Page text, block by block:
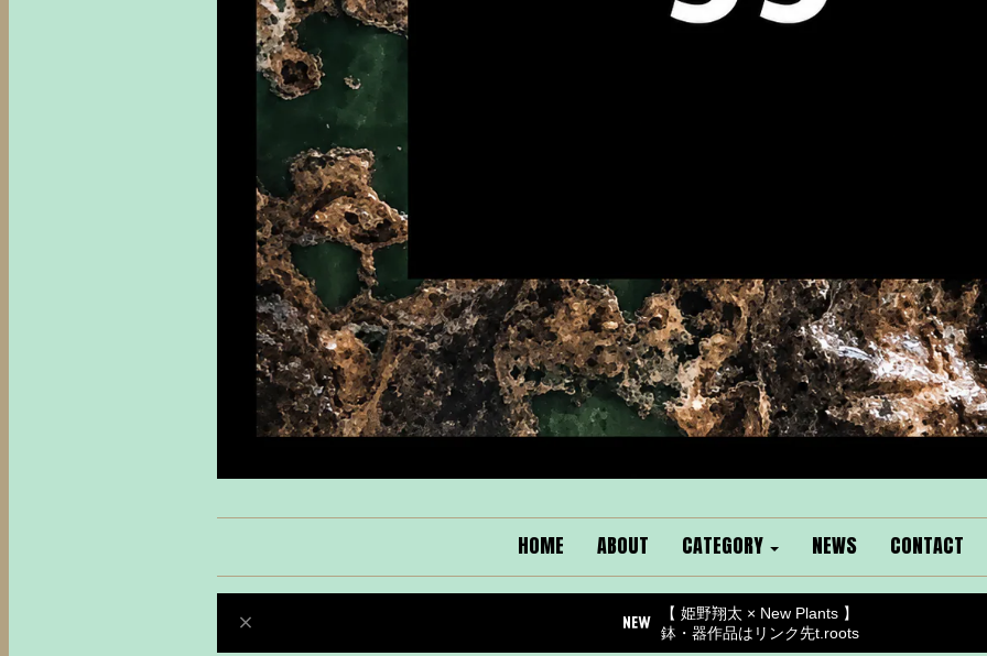
HOME ABOUT CATEGORY NEWS CONTACT
【 姫野翔太 × New Plants 】
鉢・器作品はリンク先t.roots